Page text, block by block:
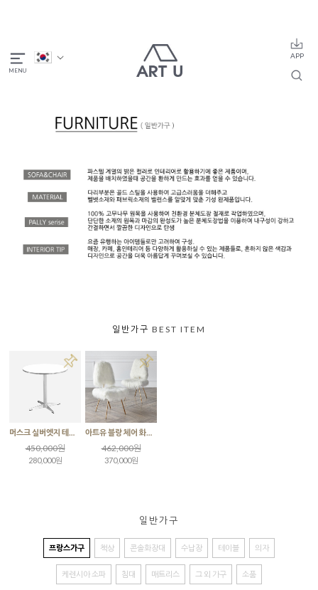
일반가구 BEST ITEM
머스크 실버엣지 테이블 실버다리
450,000원
280,000원
아트유 블랑 체어 화이트
462,000원
370,000원
일반가구
프랑스가구 책상 콘솔화장대 수납장 테이블 의자
케렌시아 소파 침대 매트리스 그 외 가구 소품